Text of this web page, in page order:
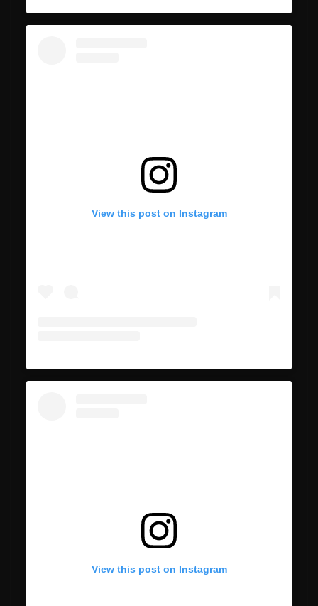
View this post on Instagram
View this post on Instagram